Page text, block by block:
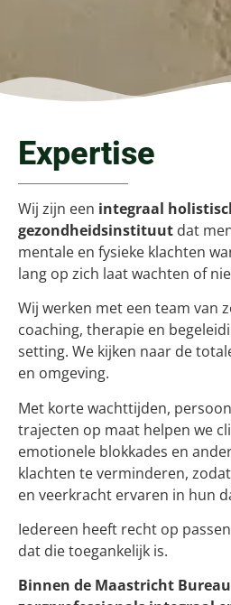
Expertise
Wij zijn een integraal
gezondheidsinstituut dat
mentale en fysieke klachten
lang op zich laat wachten of
Wij werken met een team van
coaching, therapie en
setting. We kijken naar de
en omgeving.
Met korte wachttijden,
trajecten op maat helpen we
emotionele blokkades en
klachten te verminderen,
en veerkracht ervaren in hun
Iedereen heeft recht op
dat die toegankelijk is.
Binnen de Maastricht